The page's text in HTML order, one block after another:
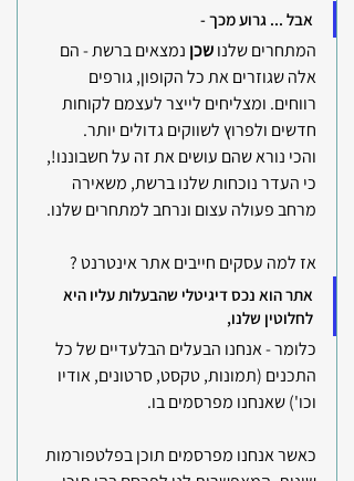
אבל ... גרוע מכך -
המתחרים שלנו שכן נמצאים ברשת - הם
אלה שגוזרים את כל הקופון, גורפים
רווחים. ומצליחים לייצר לעצמם לקוחות
חדשים ולפרוץ לשווקים גדולים יותר.
והכי נורא שהם עושים את זה על חשבוננו!,
כי העדר נוכחות שלנו ברשת, משאירה
מרחב פעולה עצום ונרחב למתחרים שלנו.
אז למה עסקים חייבים אתר אינטרנט ?
אתר הוא נכס דיגיטלי שהבעלות עליו היא
לחלוטין שלנו,
כלומר - אנחנו הבעלים הבלעדיים של כל
התכנים (תמונות, טקסט, סרטונים, אודיו
וכו') שאנחנו מפרסמים בו.
כאשר אנחנו מפרסמים תוכן בפלטפורמות